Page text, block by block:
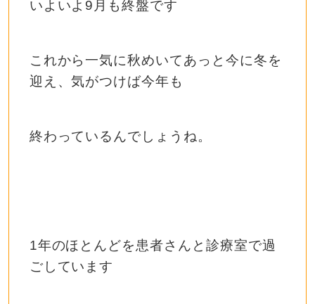
いよいよ9月も終盤です
これから一気に秋めいてあっと今に冬を
迎え、気がつけば今年も
終わっているんでしょうね。
1年のほとんどを患者さんと診療室で過
ごしています